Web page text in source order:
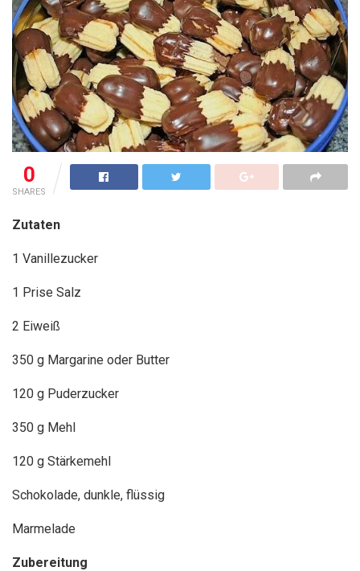
0
SHARES
Zutaten
1 Vanillezucker
1 Prise Salz
2 Eiweiß
350 g Margarine oder Butter
120 g Puderzucker
350 g Mehl
120 g Stärkemehl
Schokolade, dunkle, flüssig
Marmelade
Zubereitung